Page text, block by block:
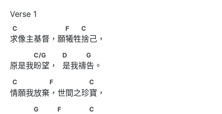
C　　　　　 　F　　C
C F C
求像主基督，願犧牲捨己，
C/G　　             D　　　G
C/G D G
原是我盼望，  是我禱告。
C　　　　　F 　　　　C
C F C
情願我放棄，世間之珍寶，
G　　 F　　　　C
G F C